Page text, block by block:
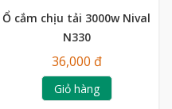
Ổ cắm chịu tải 3000w Nival
N330
36,000 đ
Giỏ hàng